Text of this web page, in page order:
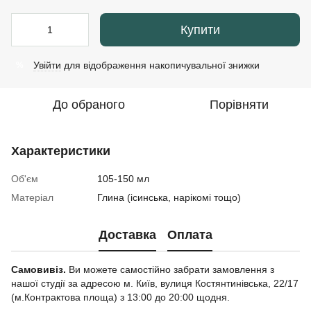
Купити
Увійти для відображення накопичувальної знижки
До обраного Порівняти
Характеристики
Об'єм
105-150 мл
Матеріал
Глина (ісинська, нарікомі тощо)
Доставка Оплата
Самовивіз. Ви можете самостійно забрати замовлення з
нашої студії за адресою м. Київ, вулиця Костянтинівська, 22/17
(м.Контрактова площа) з 13:00 до 20:00 щодня.